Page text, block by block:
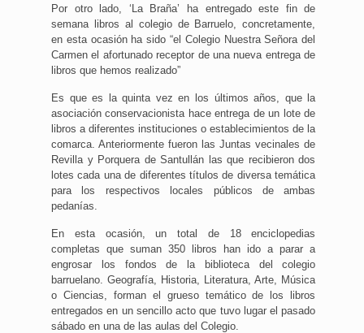
Por otro lado, ‘La Braña’ ha entregado este fin de
semana libros al colegio de Barruelo, concretamente,
en esta ocasión ha sido “el Colegio Nuestra Señora del
Carmen el afortunado receptor de una nueva entrega de
libros que hemos realizado”
Es que es la quinta vez en los últimos años, que la
asociación conservacionista hace entrega de un lote de
libros a diferentes instituciones o establecimientos de la
comarca. Anteriormente fueron las Juntas vecinales de
Revilla y Porquera de Santullán las que recibieron dos
lotes cada una de diferentes títulos de diversa temática
para los respectivos locales públicos de ambas
pedanías.
En esta ocasión, un total de 18 enciclopedias
completas que suman 350 libros han ido a parar a
engrosar los fondos de la biblioteca del colegio
barruelano. Geografía, Historia, Literatura, Arte, Música
o Ciencias, forman el grueso temático de los libros
entregados en un sencillo acto que tuvo lugar el pasado
sábado en una de las aulas del Colegio.